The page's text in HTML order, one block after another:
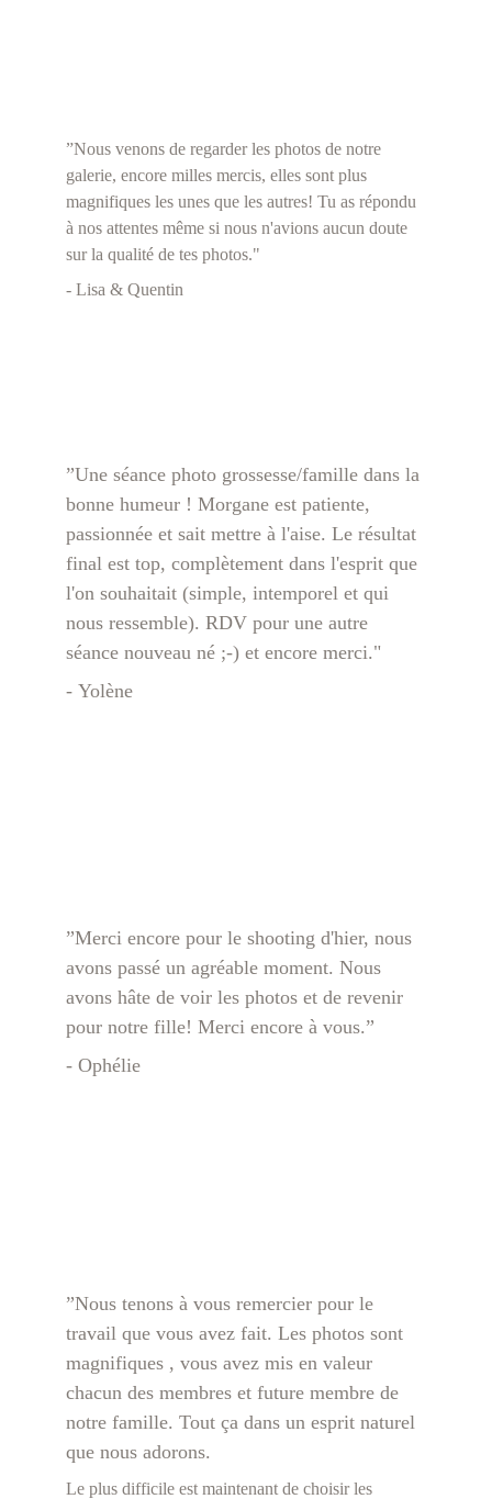
”Une séance photo grossesse/famille dans la
bonne humeur ! Morgane est patiente,
passionnée et sait mettre à l'aise. Le résultat
final est top, complètement dans l'esprit que
l'on souhaitait (simple, intemporel et qui
nous ressemble). RDV pour une autre
séance nouveau né ;-) et encore merci."
- Yolène
”Merci encore pour le shooting d'hier, nous
avons passé un agréable moment. Nous
avons hâte de voir les photos et de revenir
pour notre fille! Merci encore à vous.”
- Ophélie
”Nous tenons à vous remercier pour le
travail que vous avez fait. Les photos sont
magnifiques , vous avez mis en valeur
chacun des membres et future membre de
notre famille. Tout ça dans un esprit naturel
que nous adorons.
Le plus difficile est maintenant de choisir les
”Nous venons de regarder les photos de notre
galerie, encore milles mercis, elles sont plus
magnifiques les unes que les autres! Tu as répondu
à nos attentes même si nous n'avions aucun doute
sur la qualité de tes photos."
- Lisa & Quentin